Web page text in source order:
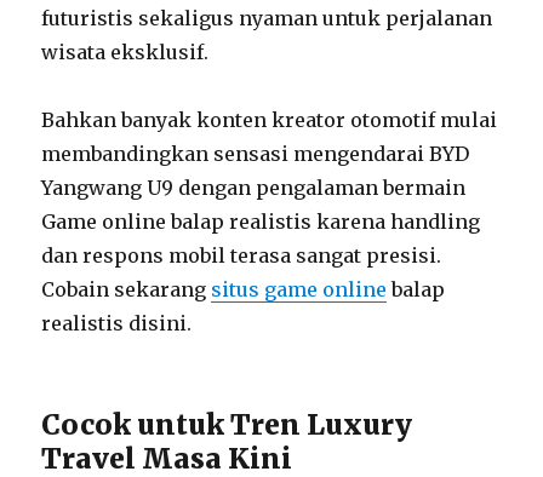
futuristis sekaligus nyaman untuk perjalanan
wisata eksklusif.
Bahkan banyak konten kreator otomotif mulai
membandingkan sensasi mengendarai BYD
Yangwang U9 dengan pengalaman bermain
Game online balap realistis karena handling
dan respons mobil terasa sangat presisi.
Cobain sekarang situs game online balap
realistis disini.
Cocok untuk Tren Luxury
Travel Masa Kini